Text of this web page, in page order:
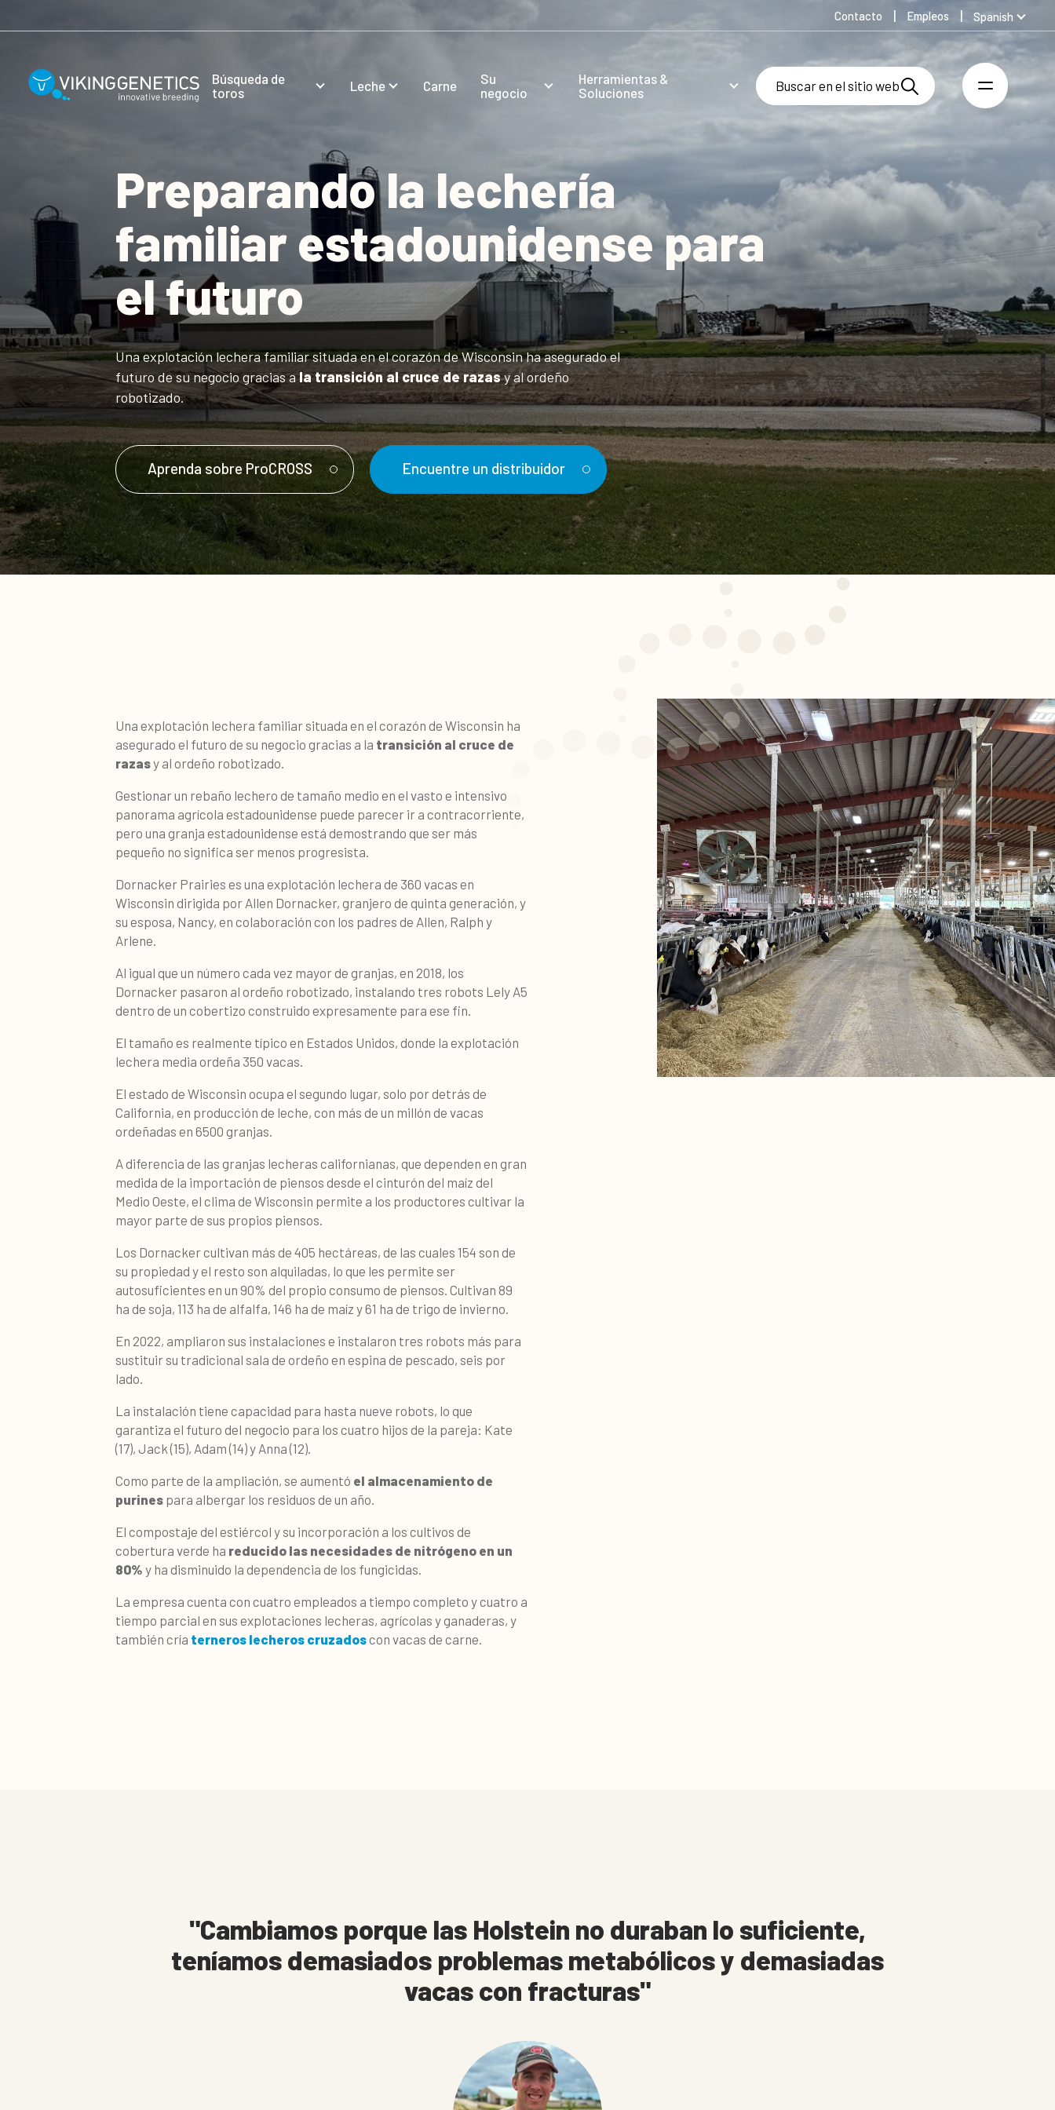
Contacto Empleos Spanish
Global
Australia
Denmark
United Kingdom
United States
Búsqueda de
toros
Leche Carne
Su
negocio
Herramientas &
Soluciones
Preparando la lechería
familiar estadounidense para
el futuro
Una explotación lechera familiar situada en el corazón de Wisconsin ha asegurado el
futuro de su negocio gracias ala transición al cruce de razasy al ordeño
robotizado.
Aprenda sobre ProCROSS Encuentre un distribuidor
Una explotación lechera familiar situada en el corazón de Wisconsin ha
asegurado el futuro de su negocio gracias a la transición al cruce de
razasy al ordeño robotizado.
Gestionar un rebaño lechero de tamaño medio en el vasto e intensivo
panorama agrícola estadounidense puede parecer ir a contracorriente,
pero una granja estadounidense está demostrando que ser más
pequeño no significa ser menos progresista.
Dornacker Prairies es una explotación lechera de 360 vacas en
Wisconsin dirigida por Allen Dornacker, granjero de quinta generación, y
su esposa, Nancy, en colaboración con los padres de Allen, Ralph y
Arlene.
Al igual que un número cada vez mayor de granjas, en 2018, los
Dornacker pasaron al ordeño robotizado, instalando tres robots Lely A5
dentro de un cobertizo construido expresamente para ese fin.
El tamaño es realmente típico en Estados Unidos, donde la explotación
lechera media ordeña 350 vacas.
El estado de Wisconsin ocupa el segundo lugar, solo por detrás de
California, en producción de leche, con más de un millón de vacas
ordeñadas en 6500 granjas.
A diferencia de las granjas lecheras californianas, que dependen en gran
medida de la importación de piensos desde el cinturón del maíz del
Medio Oeste, el clima de Wisconsin permite a los productores cultivar la
mayor parte de sus propios piensos.
Los Dornacker cultivan más de 405 hectáreas, de las cuales 154 son de
su propiedad y el resto son alquiladas, lo que les permite ser
autosuficientes en un 90% del propio consumo de piensos. Cultivan 89
ha de soja, 113 ha de alfalfa, 146 ha de maíz y 61 ha de trigo de invierno.
En 2022, ampliaron sus instalaciones e instalaron tres robots más para
sustituir su tradicional sala de ordeño en espina de pescado, seis por
lado.
La instalación tiene capacidad para hasta nueve robots, lo que
garantiza el futuro del negocio para los cuatro hijos de la pareja: Kate
(17), Jack (15), Adam (14) y Anna (12).
Como parte de la ampliación, se aumentó el almacenamiento de
purines para albergar los residuos de un año.
El compostaje del estiércol y su incorporación a los cultivos de
cobertura verde ha reducido las necesidades de nitrógeno en un
80% y ha disminuido la dependencia de los fungicidas.
La empresa cuenta con cuatro empleados a tiempo completo y cuatro a
tiempo parcial en sus explotaciones lecheras, agrícolas y ganaderas, y
también cría terneros lecheros cruzadoscon vacas de carne.
Cambiamos porque las Holstein no duraban lo suficiente,
teníamos demasiados problemas metabólicos y demasiadas
vacas con fracturas